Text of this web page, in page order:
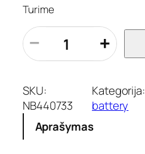
Turime
p
r
o
u
k
t
k
− +
SKU:
NB440733
Kategorija:
battery
Aprašymas